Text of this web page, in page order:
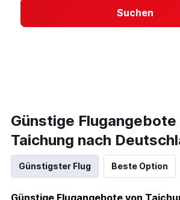
Suchen
Günstige Flugangebote
Taichung nach
Günstigster Flug Beste Option
Günstige Flugangebote von